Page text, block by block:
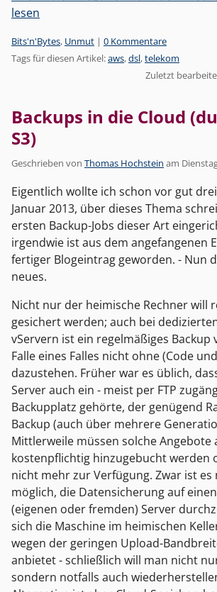
lesen
Kategorien:
Bits'n'Bytes, Unmut | 0 Kommentare
Tags für diesen Artikel:aws,dsl,telekom
Zuletzt
Backups in die Cloud
S3)
Geschrieben von Thomas Hochstein am
Eigentlich wollte ich schon vor gut
Januar 2013, über dieses Thema
ersten Backup-Jobs dieser Art
irgendwie ist aus dem angefangenen
fertiger Blogeintrag geworden. - Nun
neues.
Nicht nur der heimische Rechner will
gesichert werden; auch bei
vServern ist ein regelmäßiges
Falle eines Falles nicht ohne (Code
dazustehen. Früher war es üblich,
Server auch ein - meist per FTP
Backupplatz gehörte, der genügend
Backup (auch über mehrere
Mittlerweile müssen solche Angebote
kostenpflichtig hinzugebucht werden
nicht mehr zur Verfügung. Zwar ist es
möglich, die Datensicherung auf
(eigenen oder fremden) Server
sich die Maschine im heimischen
wegen der geringen Upload-
anbietet - schließlich will man nicht
sondern notfalls auch